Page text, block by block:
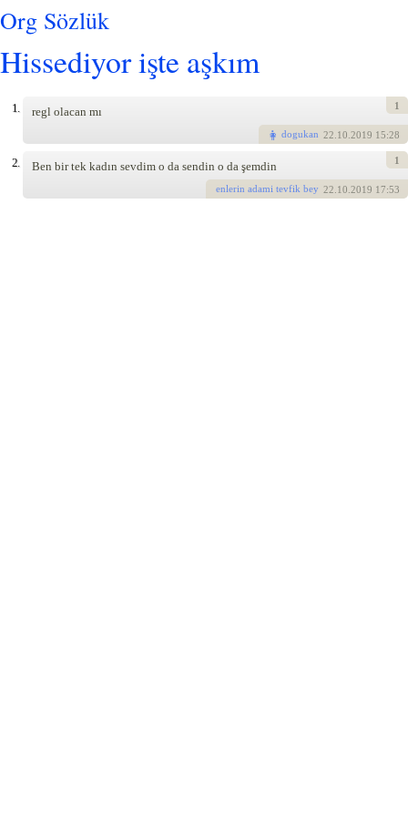
Org Sözlük
Hissediyor işte aşkım
1. regl olacan mı
dogukan 22.10.2019 15:28
1
2. Ben bir tek kadın sevdim o da sendin o da şemdin
enlerin adami tevfik bey 22.10.2019 17:53
1